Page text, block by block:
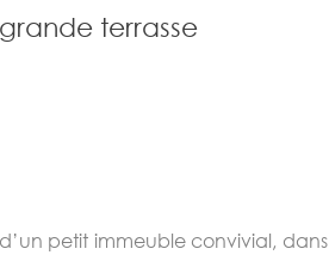
terrasse
petit immeuble convivial, dans